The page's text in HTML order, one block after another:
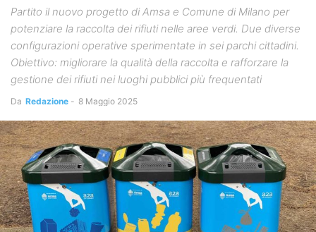
Partito il nuovo progetto di Amsa e Comune di Milano per
potenziare la raccolta dei rifiuti nelle aree verdi. Due diverse
configurazioni operative sperimentate in sei parchi cittadini.
Obiettivo: migliorare la qualità della raccolta e rafforzare la
gestione dei rifiuti nei luoghi pubblici più frequentati
Da Redazione - 8 Maggio 2025